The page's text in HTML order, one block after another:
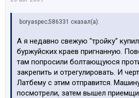
boryaspec;586331 сказал(а):
А я недавно свежую "тройку"
буржуйских краев пригнанную.
там попросили болтающуюся
закрепить и отрегулировать. И
Латбему с этим отправится.
посмотрели, затем вышел